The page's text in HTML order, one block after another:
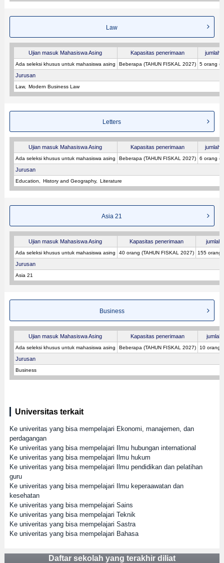
Law
Ujian masuk Mahasiswa Asing Kapasitas penerimaan jumlah
Ada seleksi khusus untuk mahasiswa asing Beberapa (TAHUN FISKAL 2027) 5 orang
Jurusan
Law Modern Business Law
Letters
Ujian masuk Mahasiswa Asing Kapasitas penerimaan jumlah
Ada seleksi khusus untuk mahasiswa asing Beberapa (TAHUN FISKAL 2027) 6 orang
Jurusan
Education History and Geography Literature
Asia 21
Ujian masuk Mahasiswa Asing Kapasitas penerimaan jumlah
Ada seleksi khusus untuk mahasiswa asing 40 orang (TAHUN FISKAL 2027) 155 orang
Jurusan
Asia 21
Business
Ujian masuk Mahasiswa Asing Kapasitas penerimaan jumlah
Ada seleksi khusus untuk mahasiswa asing Beberapa (TAHUN FISKAL 2027) 10 orang
Jurusan
Business
Universitas terkait
Ke univeritas yang bisa mempelajari Ekonomi, manajemen, dan
perdagangan
Ke univeritas yang bisa mempelajari Ilmu hubungan international
Ke univeritas yang bisa mempelajari Ilmu hukum
Ke univeritas yang bisa mempelajari Ilmu pendidikan dan pelatihan
guru
Ke univeritas yang bisa mempelajari Ilmu keperaawatan dan
kesehatan
Ke univeritas yang bisa mempelajari Sains
Ke univeritas yang bisa mempelajari Teknik
Ke univeritas yang bisa mempelajari Sastra
Ke univeritas yang bisa mempelajari Bahasa
Daftar sekolah yang terakhir diliat